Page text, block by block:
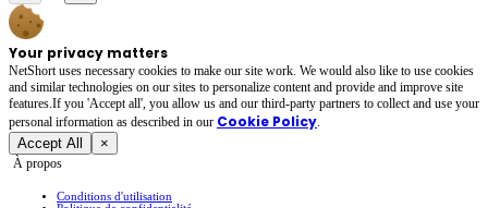
Your privacy matters
NetShort uses necessary cookies to make our site work. We would also like to use cookies
and similar technologies on our sites to personalize content and provide and improve site
features.If you 'Accept all', you allow us and our third-party partners to collect and use your
personal irformation as described in our Cookie Policy.
Accept All ×
À propos
Conditions d'utilisation